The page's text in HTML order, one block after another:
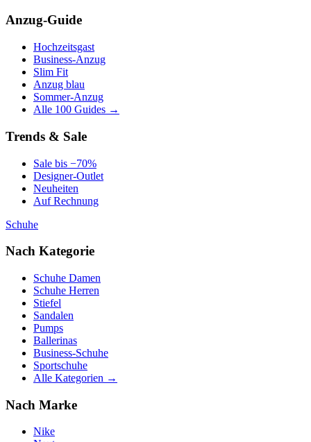
Anzug-Guide
Hochzeitsgast
Business-Anzug
Slim Fit
Anzug blau
Sommer-Anzug
Alle 100 Guides →
Trends & Sale
Sale bis −70%
Designer-Outlet
Neuheiten
Auf Rechnung
Schuhe
Nach Kategorie
Schuhe Damen
Schuhe Herren
Stiefel
Sandalen
Pumps
Ballerinas
Business-Schuhe
Sportschuhe
Alle Kategorien →
Nach Marke
Nike